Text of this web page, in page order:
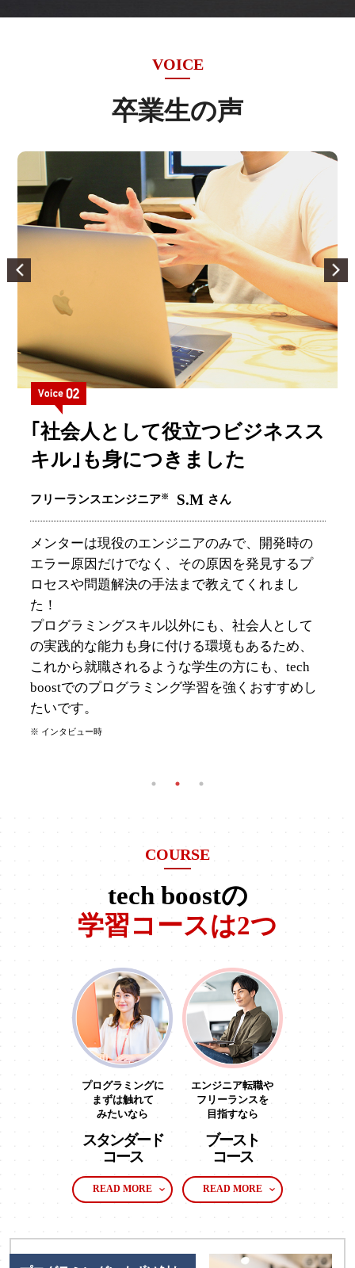
VOICE
卒業生の声
｢わからないことがあればすぐ
に聞ける｣という環境です
サーバーサイドエンジニア ※ Y.Sさん
tech boostはただのスクールではなく、”プログラ
ミング学習のコミュニティ”であることを大切に
しているように感じました。困った時に頼れる
メンターがいることで｢わからないことがあれば
すぐに聞ける｣という環境が常に用意されていま
す！そのおかげで学習がスムーズに進んでいた
ことも、モチベーションの維持に大きく影響し
ていました。
※ インタビュー時
COURSE
tech boostの
学習コースは2つ
プログラミングに
まずは触れて
みたいなら
スタンダード
コース
READ MORE
エンジニア転職や
フリーランスを
目指すなら
ブースト
コース
READ MORE